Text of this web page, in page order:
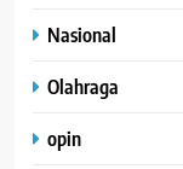
Nasional
Olahraga
opin